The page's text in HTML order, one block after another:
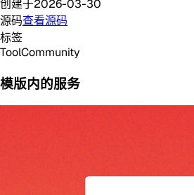
创建于2026-03-30
源码查看源码
标签
ToolCommunity
模版内的服务